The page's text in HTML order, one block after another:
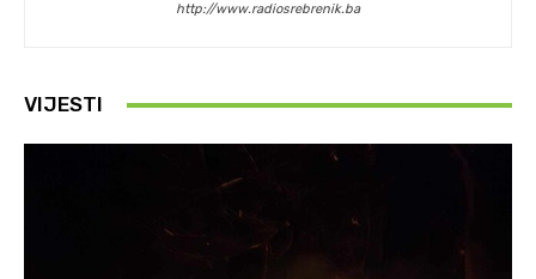
http://www.radiosrebrenik.ba
VIJESTI